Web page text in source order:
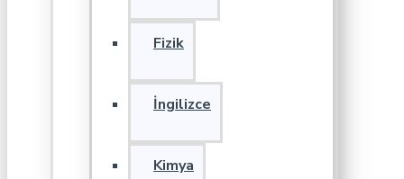
Fizik
İngilizce
Kimya